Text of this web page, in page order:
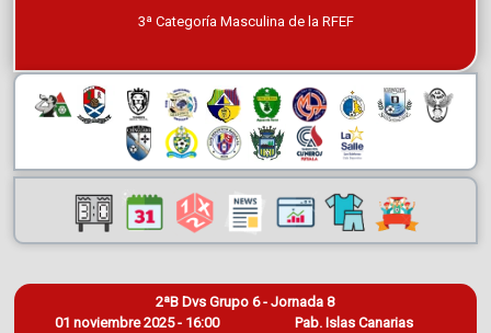
3ª Categoría Masculina de la RFEF
01 noviembre 2025 - 16:00
2ªB Dvs Grupo 6 - Jornada 8
Pab. Islas Canarias